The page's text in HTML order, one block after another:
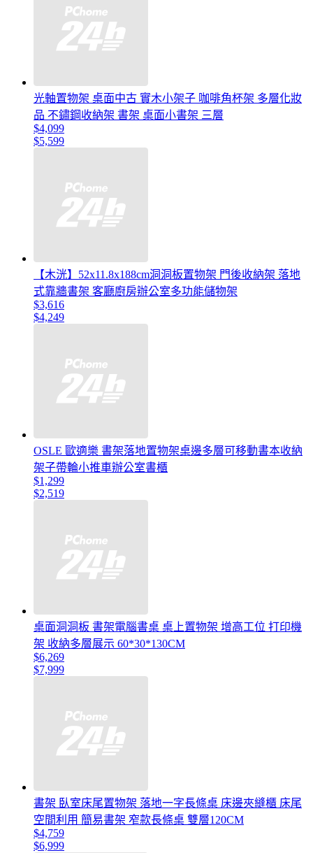
光軸置物架 桌面中古 實木小架子 咖啡角杯架 多層化妝
品 不鏽鋼收納架 書架 桌面小書架 三層
$4,099
$5,599
【木洸】52x11.8x188cm洞洞板置物架 門後收納架 落地
式靠牆書架 客廳廚房辦公室多功能儲物架
$3,616
$4,249
OSLE 歐適樂 書架落地置物架桌邊多層可移動書本收納
架子帶輪小推車辦公室書櫃
$1,299
$2,519
桌面洞洞板 書架電腦書桌 桌上置物架 增高工位 打印機
架 收納多層展示 60*30*130CM
$6,269
$7,999
書架 臥室床尾置物架 落地一字長條桌 床邊夾縫櫃 床尾
空間利用 簡易書架 窄款長條桌 雙層120CM
$4,759
$6,999